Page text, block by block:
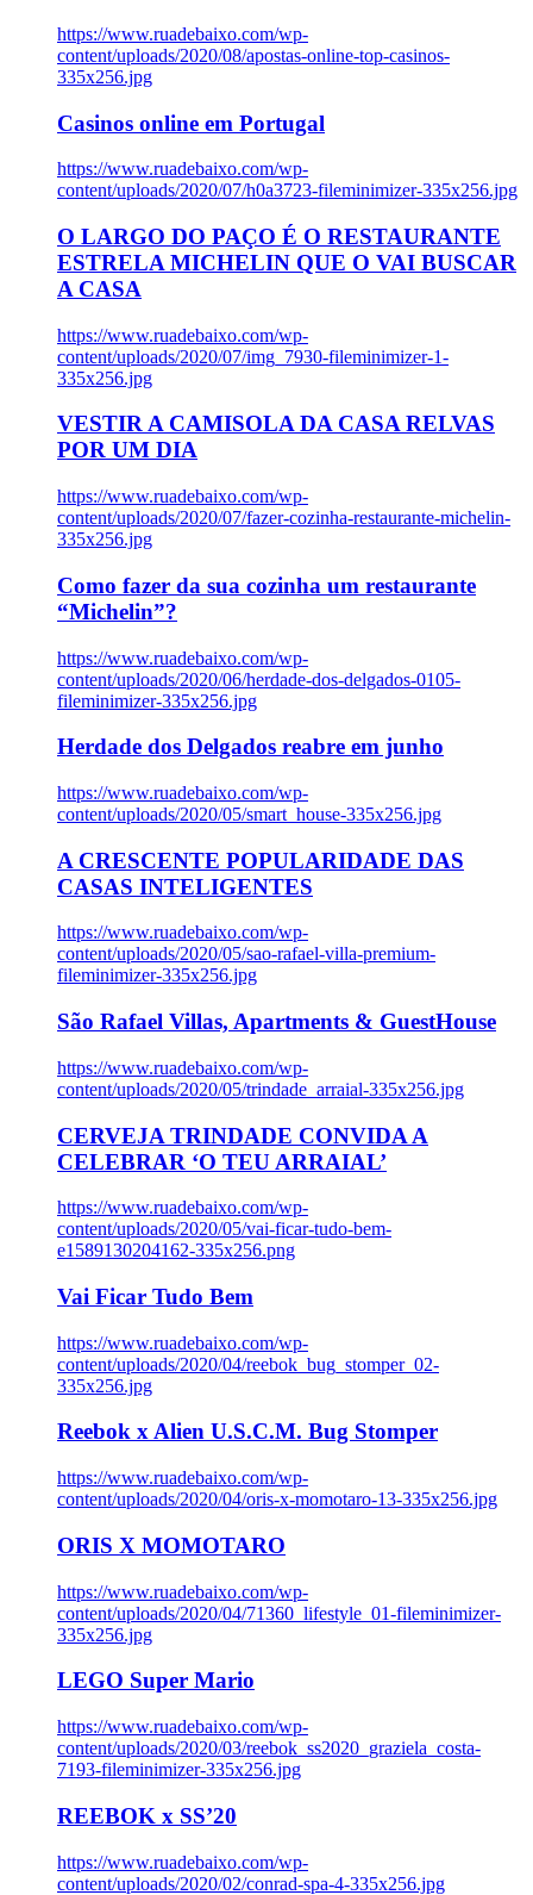
https://www.ruadebaixo.com/wp-
content/uploads/2020/08/apostas-online-top-casinos-
335x256.jpg
Casinos online em Portugal
https://www.ruadebaixo.com/wp-
content/uploads/2020/07/h0a3723-fileminimizer-335x256.jpg
O LARGO DO PAÇO É O RESTAURANTE
ESTRELA MICHELIN QUE O VAI BUSCAR
A CASA
https://www.ruadebaixo.com/wp-
content/uploads/2020/07/img_7930-fileminimizer-1-
335x256.jpg
VESTIR A CAMISOLA DA CASA RELVAS
POR UM DIA
https://www.ruadebaixo.com/wp-
content/uploads/2020/07/fazer-cozinha-restaurante-michelin-
335x256.jpg
Como fazer da sua cozinha um restaurante
“Michelin”?
https://www.ruadebaixo.com/wp-
content/uploads/2020/06/herdade-dos-delgados-0105-
fileminimizer-335x256.jpg
Herdade dos Delgados reabre em junho
https://www.ruadebaixo.com/wp-
content/uploads/2020/05/smart_house-335x256.jpg
A CRESCENTE POPULARIDADE DAS
CASAS INTELIGENTES
https://www.ruadebaixo.com/wp-
content/uploads/2020/05/sao-rafael-villa-premium-
fileminimizer-335x256.jpg
São Rafael Villas, Apartments & GuestHouse
https://www.ruadebaixo.com/wp-
content/uploads/2020/05/trindade_arraial-335x256.jpg
CERVEJA TRINDADE CONVIDA A
CELEBRAR ‘O TEU ARRAIAL’
https://www.ruadebaixo.com/wp-
content/uploads/2020/05/vai-ficar-tudo-bem-
e1589130204162-335x256.png
Vai Ficar Tudo Bem
https://www.ruadebaixo.com/wp-
content/uploads/2020/04/reebok_bug_stomper_02-
335x256.jpg
Reebok x Alien U.S.C.M. Bug Stomper
https://www.ruadebaixo.com/wp-
content/uploads/2020/04/oris-x-momotaro-13-335x256.jpg
ORIS X MOMOTARO
https://www.ruadebaixo.com/wp-
content/uploads/2020/04/71360_lifestyle_01-fileminimizer-
335x256.jpg
LEGO Super Mario
https://www.ruadebaixo.com/wp-
content/uploads/2020/03/reebok_ss2020_graziela_costa-
7193-fileminimizer-335x256.jpg
REEBOK x SS’20
https://www.ruadebaixo.com/wp-
content/uploads/2020/02/conrad-spa-4-335x256.jpg